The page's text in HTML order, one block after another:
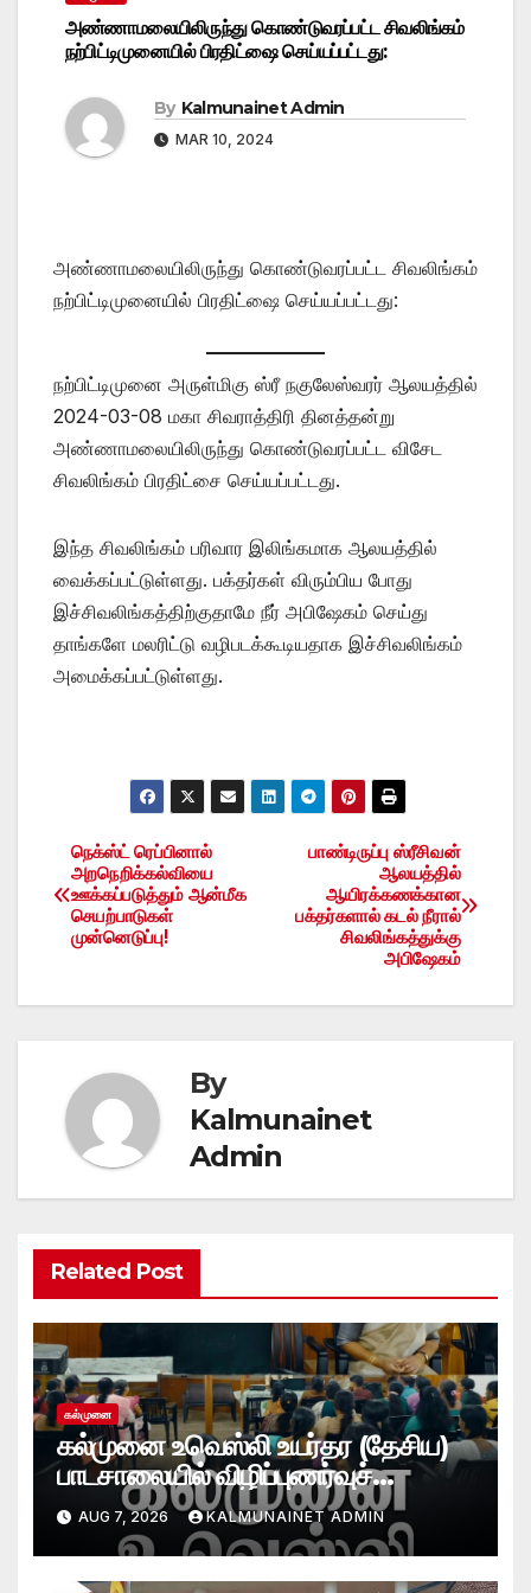
அண்ணாமலையிலிருந்து கொண்டுவரப்பட்ட சிவலிங்கம்
நற்பிட்டிமுனையில் பிரதிட்ஷை செய்யப்பட்டது:
By Kalmunainet Admin
MAR 10, 2024
அண்ணாமலையிலிருந்து கொண்டுவரப்பட்ட சிவலிங்கம்
நற்பிட்டிமுனையில் பிரதிட்ஷை செய்யப்பட்டது:
நற்பிட்டிமுனை அருள்மிகு ஸ்ரீ நகுலேஸ்வரர் ஆலயத்தில்
2024-03-08 மகா சிவராத்திரி தினத்தன்று
அண்ணாமலையிலிருந்து கொண்டுவரப்பட்ட விசேட
சிவலிங்கம் பிரதிட்சை செய்யப்பட்டது.
இந்த சிவலிங்கம் பரிவார இலிங்கமாக ஆலயத்தில்
வைக்கப்பட்டுள்ளது. பக்தர்கள் விரும்பிய போது
இச்சிவலிங்கத்திற்குதாமே நீர் அபிஷேகம் செய்து
தாங்களே மலரிட்டு வழிபடக்கூடியதாக இச்சிவலிங்கம்
அமைக்கப்பட்டுள்ளது.
Post
navigation
பாண்டிருப்பு ஸ்ரீசிவன்
ஆலயத்தில்
ஆயிரக்கணக்கான
பக்தர்களால் கடல் நீரால்
சிவலிங்கத்துக்கு
அபிஷேகம்
நெக்ஸ்ட் ரெப்பினால்
அறநெறிக்கல்வியை
ஊக்கப்படுத்தும் ஆன்மீக
செயற்பாடுகள்
முன்னெடுப்பு!
By
Kalmunainet
Admin
Related Post
கல்முனை
கல்முனை உவெஸ்லி உயர்தர (தேசிய)
பாடசாலையில் விழிப்புணர்வுச்
செயலமர்வு
AUG 7, 2026 KALMUNAINET ADMIN